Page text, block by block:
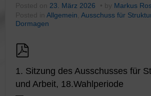
23. März 2026
Markus
Allgemein Ausschuss für
Dormagen
1. Sitzung des Ausschusses für
und Arbeit, 18.Wahlperiode